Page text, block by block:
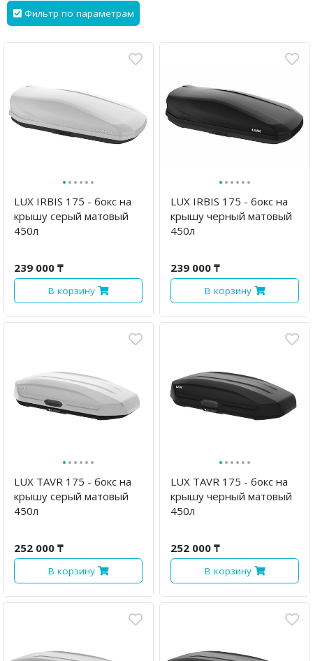
Фильтр по параметрам
······
LUX IRBIS 175 - бокс на
крышу серый матовый
450л
239 000 ₸
В корзину
······
LUX IRBIS 175 - бокс на
крышу черный матовый
450л
239 000 ₸
В корзину
······
LUX TAVR 175 - бокс на
крышу серый матовый
450л
252 000 ₸
В корзину
······
LUX TAVR 175 - бокс на
крышу черный матовый
450л
252 000 ₸
В корзину